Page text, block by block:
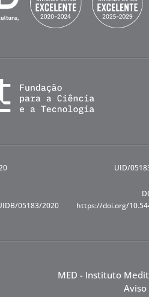
05183/2020
UID/
https://doi.org/
MED - Instituto
Aviso